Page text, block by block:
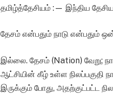
தமிழ்த்தேசியம் :— இந்திய
தேசம் என்பதும் நாடு என்பதும்
இல்லை. தேசம் (Nation) வேறு;
ஆட்சியின் கீழ் உள்ள நிலப்பகுதி
இருக்கும் போது, அதற்குட்பட்ட